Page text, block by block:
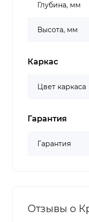
Глубина, мм
Высота, мм
Каркас
Цвет каркаса
Гарантия
Гарантия
Отзывы о